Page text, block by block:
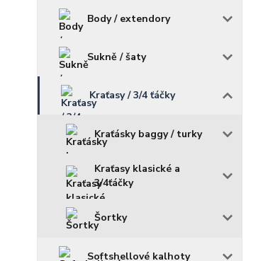
Body / extendory
Sukně / šaty
Kraťasy / 3/4 ťáčky
Kraťásky baggy / turky
Kraťasy klasické a
3/4ťáčky
Šortky
Softshellové kalhoty